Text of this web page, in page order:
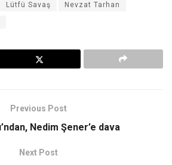
Lütfü Savaş Nevzat Tarhan
Previous Post
Nedim Şener’e dava
Next Post